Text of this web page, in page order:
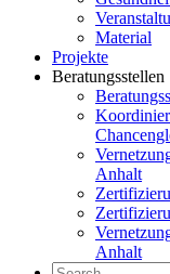
Material
Projekte
Beratungsstellen
Anhalt
Anhalt